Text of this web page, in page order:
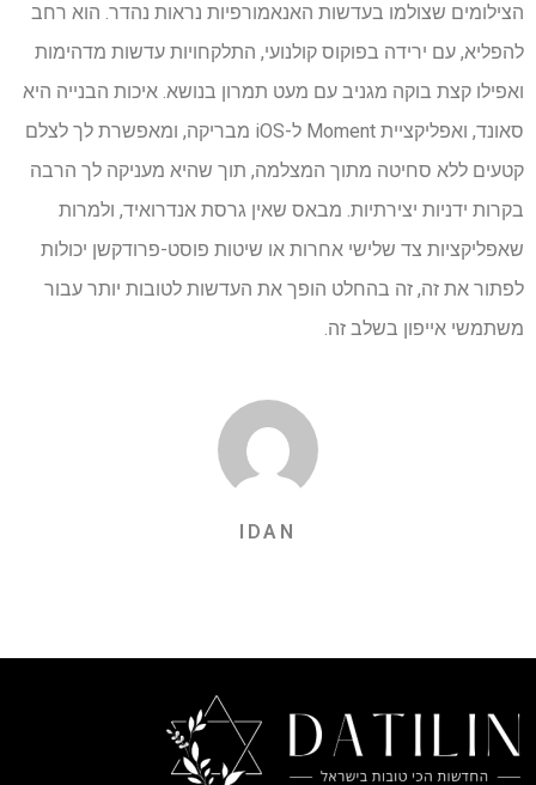
הצילומים שצולמו בעדשות האנאמורפיות נראות נהדר. הוא רחב
להפליא, עם ירידה בפוקוס קולנועי, התלקחויות עדשות מדהימות
ואפילו קצת בוקה מגניב עם מעט תמרון בנושא. איכות הבנייה היא
סאונד, ואפליקציית Moment ל-iOS מבריקה, ומאפשרת לך לצלם
קטעים ללא סחיטה מתוך המצלמה, תוך שהיא מעניקה לך הרבה
בקרות ידניות יצירתיות. מבאס שאין גרסת אנדרואיד, ולמרות
שאפליקציות צד שלישי אחרות או שיטות פוסט-פרודקשן יכולות
לפתור את זה, זה בהחלט הופך את העדשות לטובות יותר עבור
משתמשי אייפון בשלב זה.
IDAN